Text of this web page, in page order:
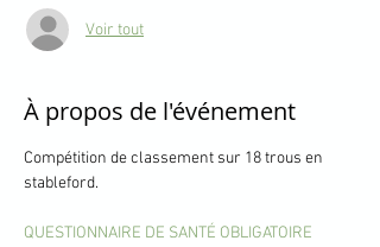
Voir tout
À propos de l'événement
Compétition de classement sur 18 trous en
stableford.
QUESTIONNAIRE DE SANTÉ OBLIGATOIRE